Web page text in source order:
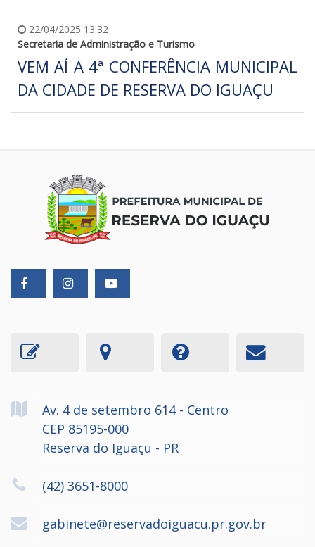
22/04/2025 13:32
Secretaria de Administração e Turismo
VEM AÍ A 4ª CONFERÊNCIA MUNICIPAL
DA CIDADE DE RESERVA DO IGUAÇU
Av. 4 de setembro 614 - Centro
CEP 85195-000
Reserva do Iguaçu - PR
(42) 3651-8000
gabinete@reservadoiguacu.pr.gov.br